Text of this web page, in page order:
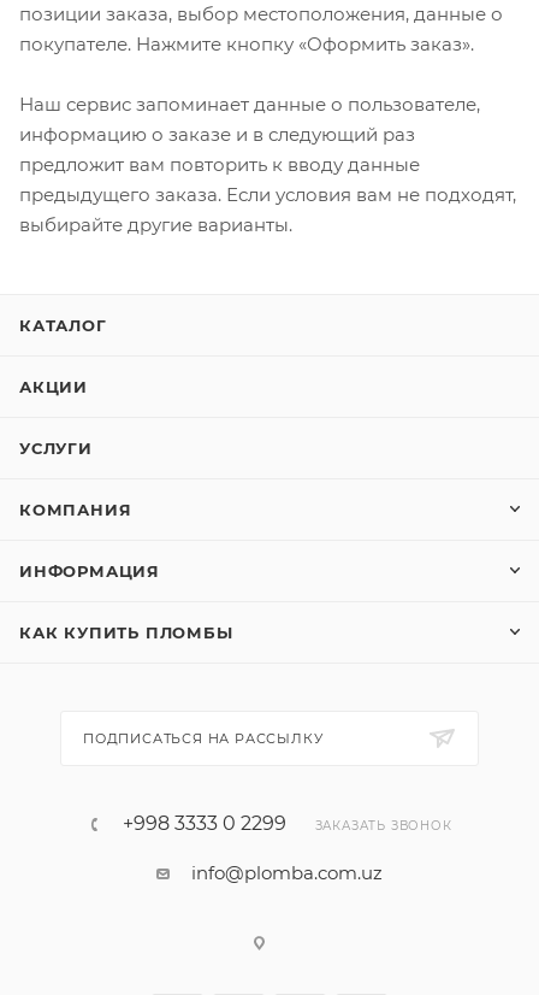
позиции заказа, выбор местоположения, данные о
покупателе. Нажмите кнопку «Оформить заказ».
Наш сервис запоминает данные о пользователе,
информацию о заказе и в следующий раз
предложит вам повторить к вводу данные
предыдущего заказа. Если условия вам не подходят,
выбирайте другие варианты.
КАТАЛОГ
АКЦИИ
УСЛУГИ
КОМПАНИЯ
ИНФОРМАЦИЯ
КАК КУПИТЬ ПЛОМБЫ
ПОДПИСАТЬСЯ НА РАССЫЛКУ
+998 3333 0 2299 ЗАКАЗАТЬ ЗВОНОК
info@plomba.com.uz